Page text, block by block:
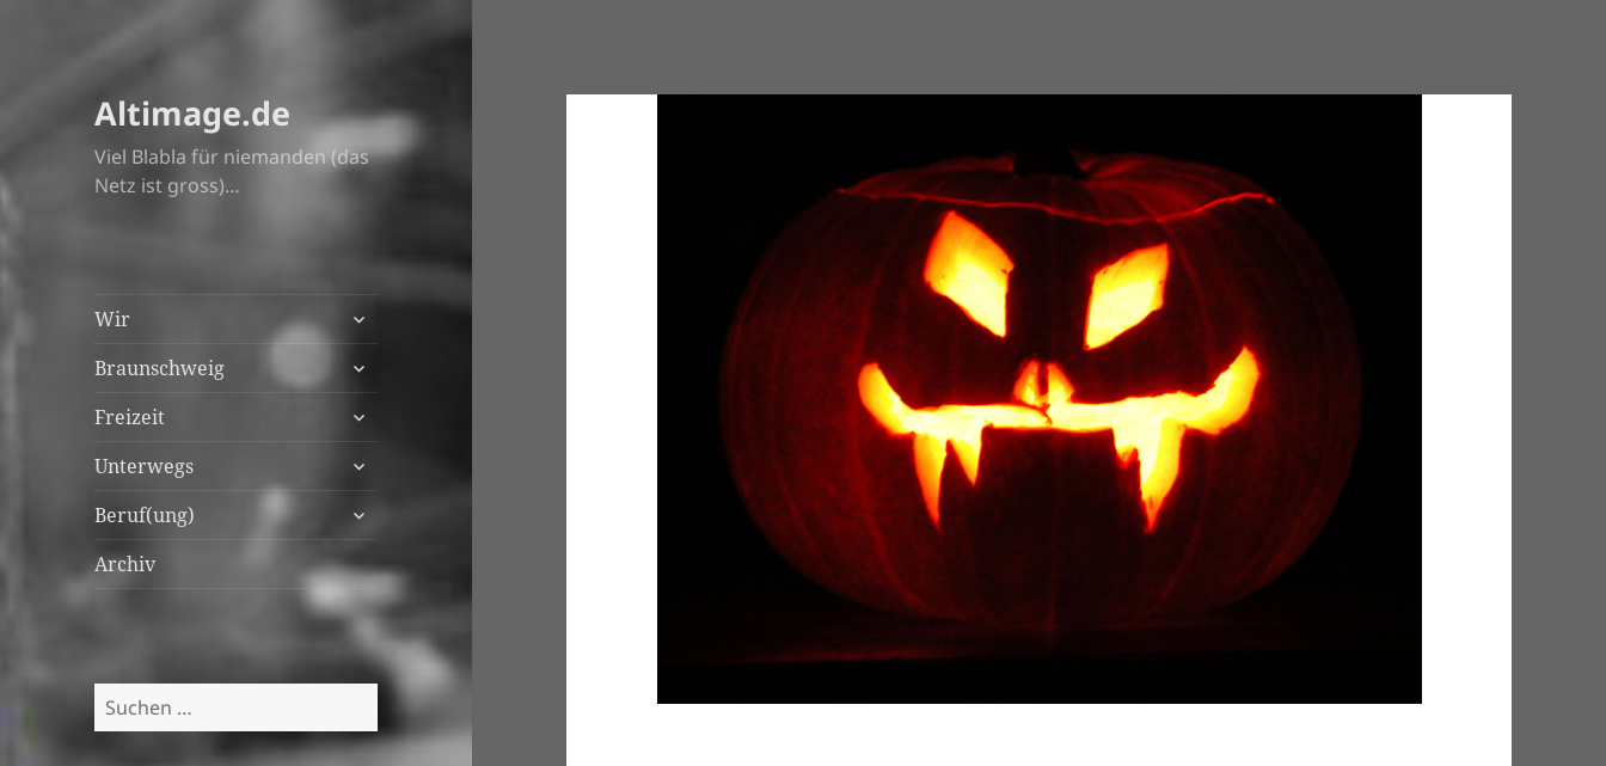
Altimage.de
Viel Blabla für niemanden (das
Netz ist gross)…
Wir
untermenü
Braunschweig
untermenü
anzeigen
Freizeit
untermenü
anzeigen
Unterwegs
untermenü
Beruf(ung)
untermenü
anzeigen
Archiv
Suchen
nach: